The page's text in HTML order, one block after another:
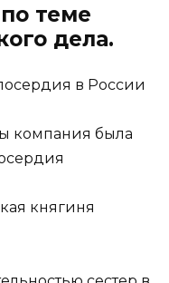
теме
дела.
в России
компания была
княгиня